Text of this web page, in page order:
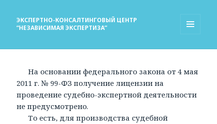
ЭКСПЕРТНО-КОНСАЛТИНГОВЫЙ ЦЕНТР
“НЕЗАВИСИМАЯ ЭКСПЕРТИЗА”
На основании федерального закона от 4 мая
2011 г. № 99-ФЗ получение лицензии на
проведение судебно-экспертной деятельности
не предусмотрено.
То есть, для производства судебной